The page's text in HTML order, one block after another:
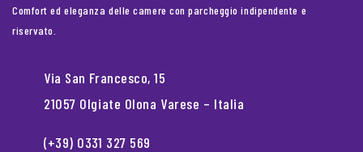
Comfort ed eleganza delle camere con parcheggio indipendente e
riservato.
Via San Francesco, 15
21057 Olgiate Olona Varese – Italia
(+39) 0331 327 569